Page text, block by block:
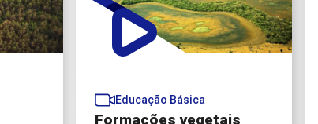
Educação Básica
Formações vegetais